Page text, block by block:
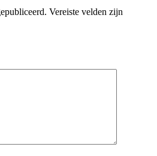
Vereiste velden zijn